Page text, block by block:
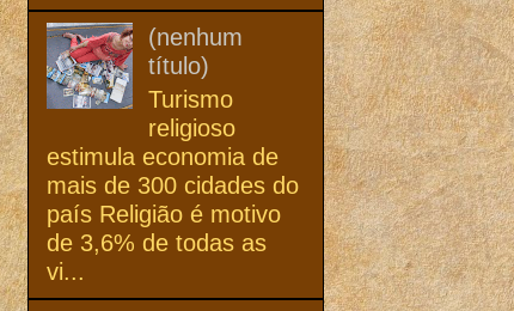
(nenhum
título)
Turismo
religioso
estimula economia de
mais de 300 cidades do
país Religião é motivo
de 3,6% de todas as
vi...